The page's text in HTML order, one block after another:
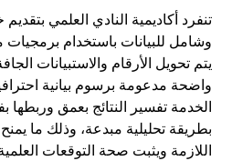
تنفرد أكاديمية النادي العلمي
يتم تحويل الأرقام والاستبيانات
واضحة مدعومة برسوم بيانية
الخدمة تفسير النتائج بعمق
بطريقة تحليلية مبدعة، وذلك ما
اللازمة ويثبت صحة التوقعات